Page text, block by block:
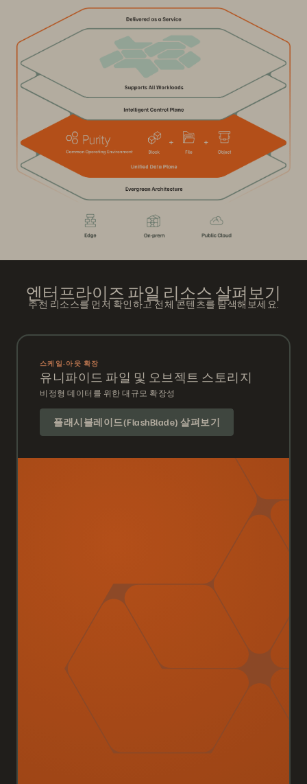
엔터프라이즈 파일 리소스 살펴보기
추천 리소스를 먼저 확인하고 전체 콘텐츠를 탐색해보세요.
스케일-아웃 확장
유니파이드 파일 및 오브젝트 스토리지
비정형 데이터를 위한 대규모 확장성
플래시블레이드(FlashBlade) 살펴보기